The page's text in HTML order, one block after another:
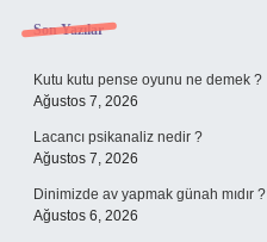
Sidebar
Son Yazılar
Kutu kutu pense oyunu ne demek ?
Ağustos 7, 2026
Lacancı psikanaliz nedir ?
Ağustos 7, 2026
Dinimizde av yapmak günah mıdır ?
Ağustos 6, 2026